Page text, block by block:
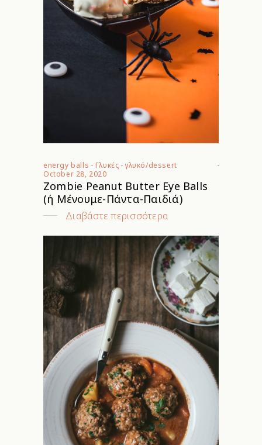
energy balls - Γλυκές - γλυκό/dessert
October 28, 2020
Zombie Peanut Butter Eye Balls
(ή Μένουμε-Πάντα-Παιδιά)
Διαβάστε περισσότερα